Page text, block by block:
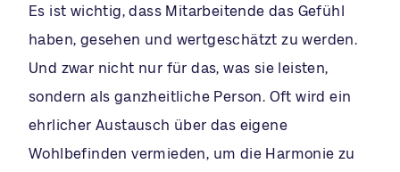
Es ist wichtig, dass Mitarbeitende das Gefühl
haben, gesehen und wertgeschätzt zu werden.
Und zwar nicht nur für das, was sie leisten,
sondern als ganzheitliche Person. Oft wird ein
ehrlicher Austausch über das eigene
Wohlbefinden vermieden, um die Harmonie zu